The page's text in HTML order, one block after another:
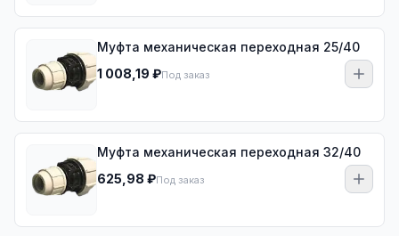
Муфта механическая переходная 25/40
1 008,19 ₽Под заказ
Муфта механическая переходная 32/40
625,98 ₽Под заказ